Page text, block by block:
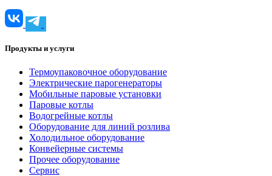
Продукты и услуги
Термоупаковочное оборудование
Электрические парогенераторы
Мобильные паровые установки
Паровые котлы
Водогрейные котлы
Оборудование для линий розлива
Холодильное оборудование
Конвейерные системы
Прочее оборудование
Сервис